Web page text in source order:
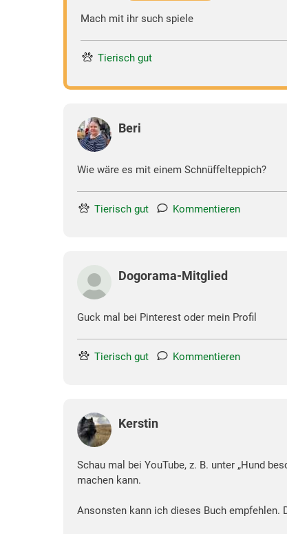
Mach mit ihr such spiele
Tierisch gut
Beri
Wie wäre es mit einem Schnüffelteppich?
Tierisch gut Kommentieren
Dogorama-Mitglied
Guck mal bei Pinterest oder mein Profil
Tierisch gut Kommentieren
Kerstin
Schau mal bei YouTube, z. B. unter „Hund
machen kann.
Ansonsten kann ich dieses Buch empfehlen.